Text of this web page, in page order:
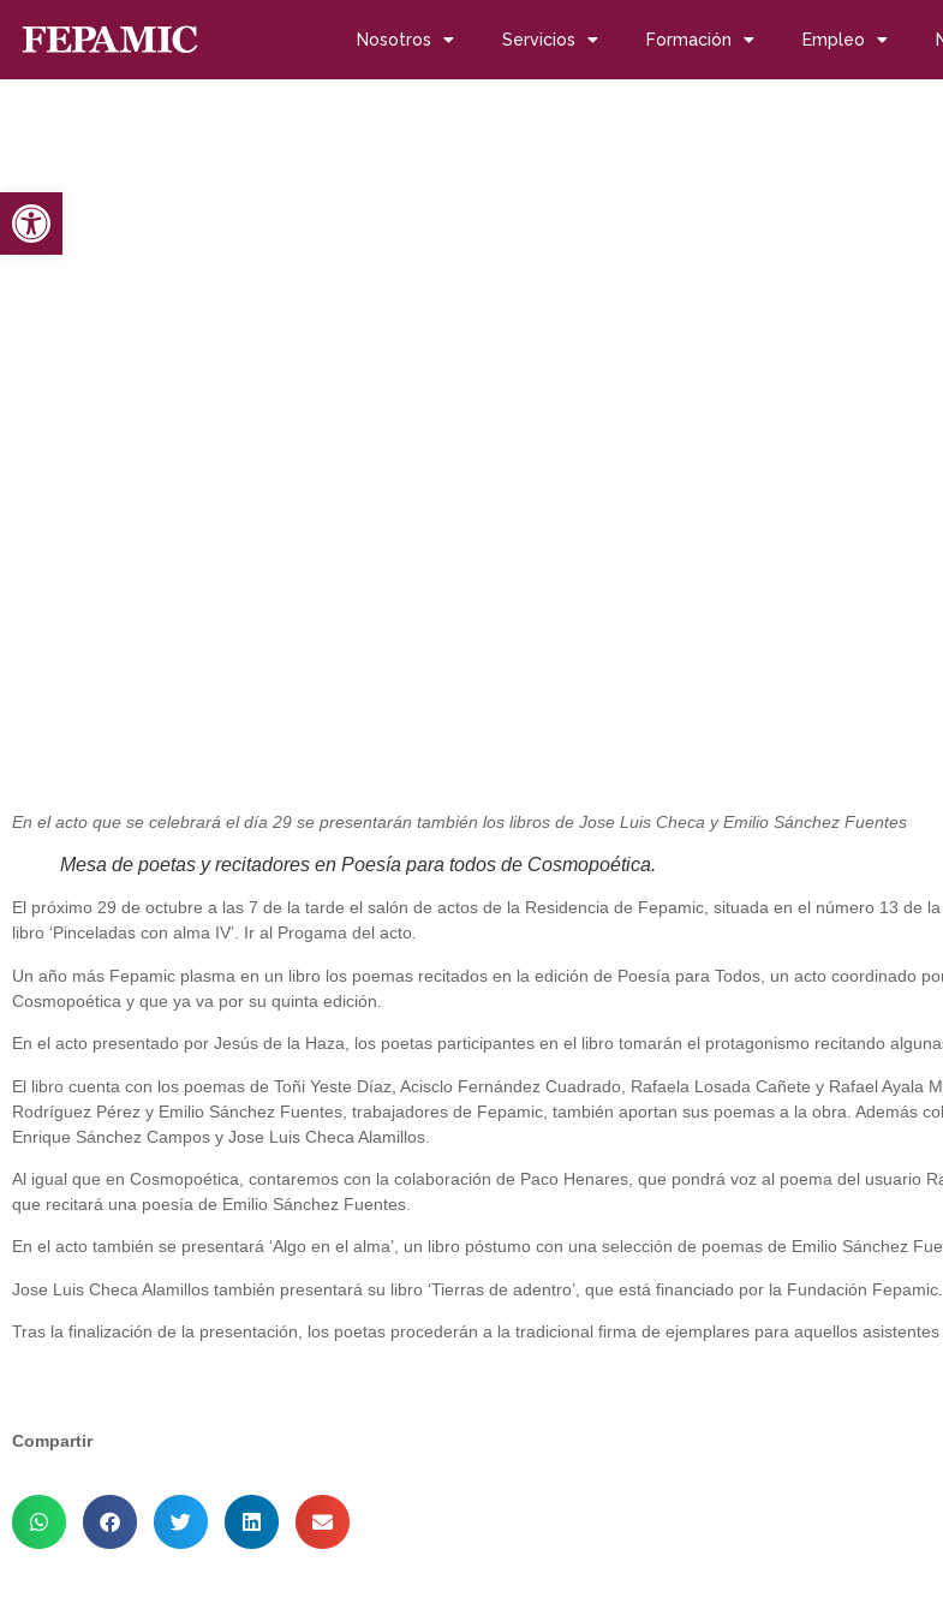
Abrir barra de herramientas
Nosotros Servicios Formación Empleo
En el acto que se celebrará el día 29 se presentarán también los libros de Jose Luis Checa y Emilio Sánchez Fuentes
Mesa de poetas y recitadores en Poesía para todos de Cosmopoética.
El próximo 29 de octubre a las 7 de la tarde el salón de actos de la Residencia de Fepamic, situada en el número 13 de
libro ‘Pinceladas con alma IV’. Ir al Progama del acto.
Un año más Fepamic plasma en un libro los poemas recitados en la edición de Poesía para Todos, un acto coordinado
Cosmopoética y que ya va por su quinta edición.
En el acto presentado por Jesús de la Haza, los poetas participantes en el libro tomarán el protagonismo recitando
El libro cuenta con los poemas de Toñi Yeste Díaz, Acisclo Fernández Cuadrado, Rafaela Losada Cañete y Rafael Ayala
Rodríguez Pérez y Emilio Sánchez Fuentes, trabajadores de Fepamic, también aportan sus poemas a la obra. Además
Enrique Sánchez Campos y Jose Luis Checa Alamillos.
Al igual que en Cosmopoética, contaremos con la colaboración de Paco Henares, que pondrá voz al poema del usuario
que recitará una poesía de Emilio Sánchez Fuentes.
En el acto también se presentará ‘Algo en el alma’, un libro póstumo con una selección de poemas de Emilio Sánchez
Jose Luis Checa Alamillos también presentará su libro ‘Tierras de adentro’, que está financiado por la Fundación Fepamic.
Tras la finalización de la presentación, los poetas procederán a la tradicional firma de ejemplares para aquellos
Compartir